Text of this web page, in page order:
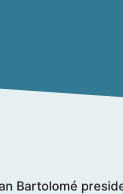
Bartolomé